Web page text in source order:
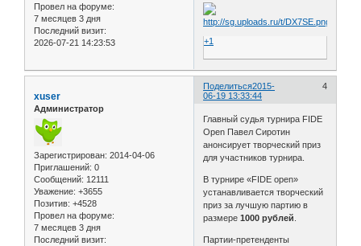
Провел на форуме:
7 месяцев 3 дня
Последний визит:
2026-07-21 14:23:53
+1
Поделиться 4
2015-
06-19 13:33:44
xuser
Администратор
Зарегистрирован: 2014-04-06
Приглашений: 0
Сообщений: 12111
Уважение: +3655
Позитив: +4528
Провел на форуме:
7 месяцев 3 дня
Последний визит:
Главный судья турнира FIDE
Open Павел Сиротин
анонсирует творческий приз
для участников турнира.
В турнире «FIDE open»
устанавливается творческий
приз за лучшую партию в
размере1000 рублей
Партии-претенденты